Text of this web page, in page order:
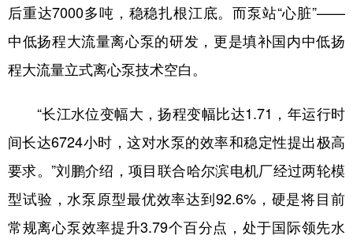
后重达7000多吨，稳稳扎根江底。而泵站“心脏”——
中低扬程大流量离心泵的研发，更是填补国内中低扬
程大流量立式离心泵技术空白。
“长江水位变幅大，扬程变幅比达1.71，年运行时
间长达6724小时，这对水泵的效率和稳定性提出极高
要求。”刘鹏介绍，项目联合哈尔滨电机厂经过两轮模
型试验，水泵原型最优效率达到92.6%，硬是将目前
常规离心泵效率提升3.79个百分点，处于国际领先水